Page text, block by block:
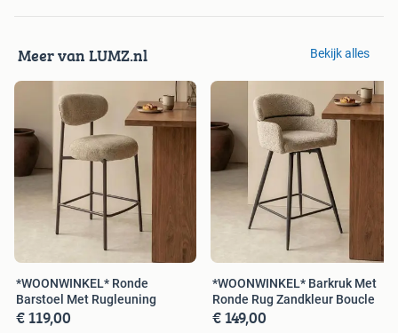
Meer van LUMZ.nl Bekijk alles
*WOONWINKEL* Ronde
Barstoel Met Rugleuning
€ 119,00
*WOONWINKEL* Barkruk Met
Ronde Rug Zandkleur Boucle
€ 149,00